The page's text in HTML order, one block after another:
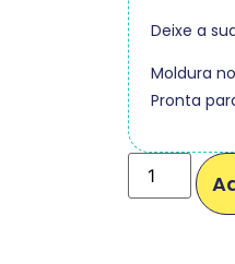
Deixe a
Moldura
Pronta